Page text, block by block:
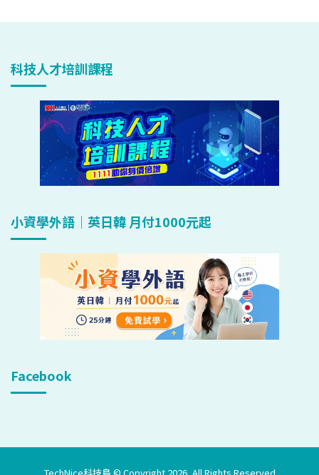
科技人才培訓課程
小資學外語｜英日韓 月付1000元起
Facebook
TechNice科技島 © Copyright 2026, All Rights Reserved